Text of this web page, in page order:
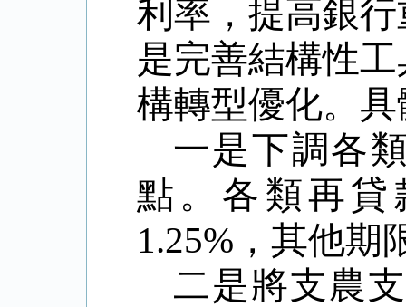
利率，提高銀
是完善結構性
構轉型優化。
一是下調各
點。各類再
1.25% ，其他期
二是將支農